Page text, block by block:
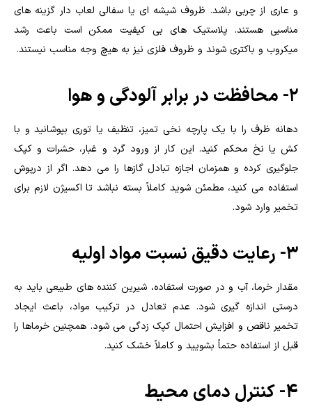
و عاری از چربی باشد. ظروف شیشه ای یا سفالی لعاب دار گزینه های
مناسبی هستند. پلاستیک های بی کیفیت ممکن است باعث رشد
میکروب و باکتری شوند و ظروف فلزی نیز به هیچ وجه مناسب نیستند.
۲- محافظت در برابر آلودگی و هوا
دهانه ظرف را با یک پارچه نخی تمیز، تنظیف یا توری بپوشانید و با
کش یا نخ محکم کنید. این کار از ورود گرد و غبار، حشرات و کپک
جلوگیری کرده و همزمان اجازه تبادل گازها را می دهد. اگر از درپوش
استفاده می کنید، مطمئن شوید کاملاً بسته نباشد تا اکسیژن لازم برای
تخمیر وارد شود.
۳- رعایت دقیق نسبت مواد اولیه
مقدار خرما، آب و در صورت استفاده، شیرین کننده های طبیعی باید به
درستی اندازه گیری شود. عدم تعادل در ترکیب مواد، باعث ایجاد
تخمیر ناقص و افزایش احتمال کپک زدگی می شود. همچنین خرماها را
قبل از استفاده حتماً بشویید و کاملاً خشک کنید.
۴- کنترل دمای محیط